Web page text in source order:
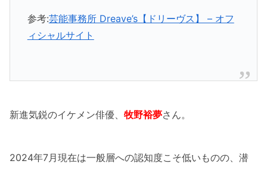
参考:芸能事務所 Dreave’s【ドリーヴス】 – オフ
ィシャルサイト
新進気鋭のイケメン俳優、 牧野裕夢さん。
2024年7月現在は一般層への認知度こそ低いものの、潜